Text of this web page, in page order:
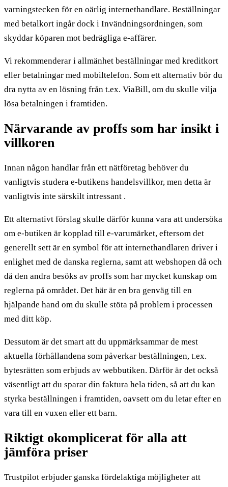
varningstecken för en oärlig internethandlare. Beställningar
med betalkort ingår dock i Invändningsordningen, som
skyddar köparen mot bedrägliga e-affärer.
Vi rekommenderar i allmänhet beställningar med kreditkort
eller betalningar med mobiltelefon. Som ett alternativ bör du
dra nytta av en lösning från t.ex. ViaBill, om du skulle vilja
lösa betalningen i framtiden.
Närvarande av proffs som har insikt i
villkoren
Innan någon handlar från ett nätföretag behöver du
vanligtvis studera e-butikens handelsvillkor, men detta är
vanligtvis inte särskilt intressant .
Ett alternativt förslag skulle därför kunna vara att undersöka
om e-butiken är kopplad till e-varumärket, eftersom det
generellt sett är en symbol för att internethandlaren driver i
enlighet med de danska reglerna, samt att webshopen då och
då den andra besöks av proffs som har mycket kunskap om
reglerna på området. Det här är en bra genväg till en
hjälpande hand om du skulle stöta på problem i processen
med ditt köp.
Dessutom är det smart att du uppmärksammar de mest
aktuella förhållandena som påverkar beställningen, t.ex.
bytesrätten som erbjuds av webbutiken. Därför är det också
väsentligt att du sparar din faktura hela tiden, så att du kan
styrka beställningen i framtiden, oavsett om du letar efter en
vara till en vuxen eller ett barn.
Riktigt okomplicerat för alla att
jämföra priser
Trustpilot erbjuder ganska fördelaktiga möjligheter att